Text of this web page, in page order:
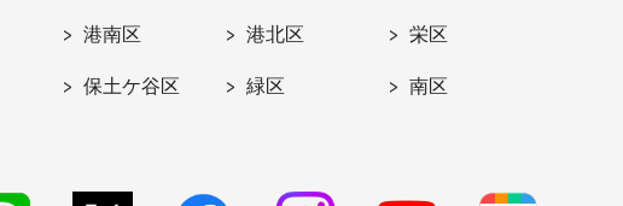
港南区 港北区 栄区
保土ケ谷区 緑区 南区